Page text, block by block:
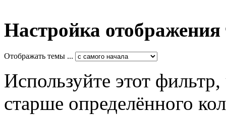
Настройка отображения
Отображать темы ...
Используйте этот
старше определённого